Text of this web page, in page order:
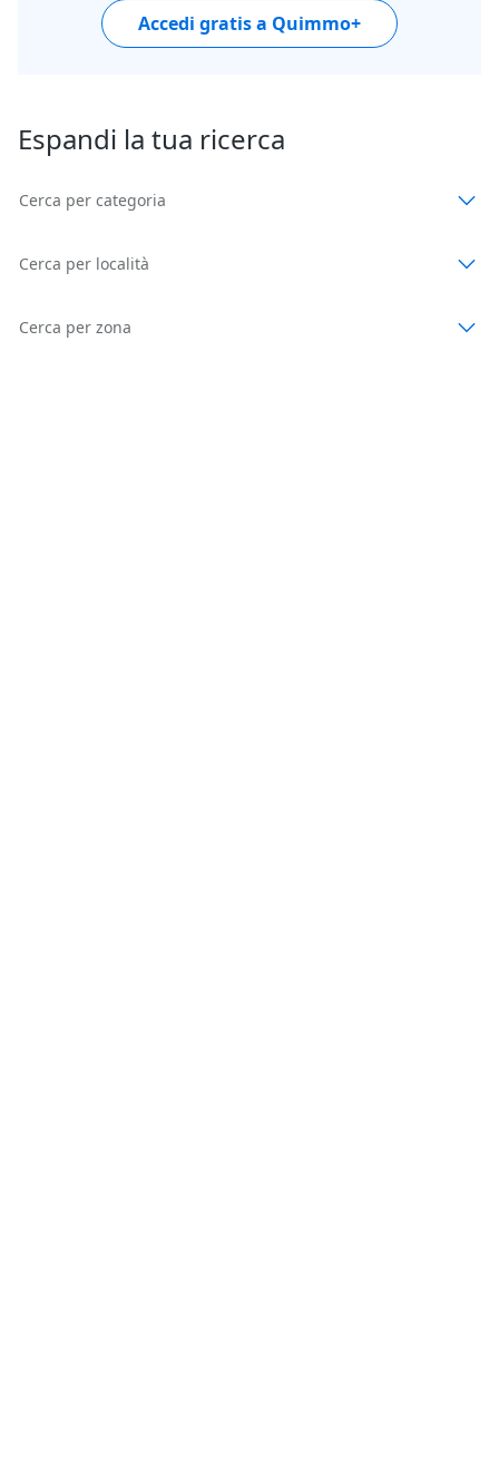
Accedi gratis a Quimmo+
Espandi la tua ricerca
Cerca per categoria
Cerca per località
Cerca per zona